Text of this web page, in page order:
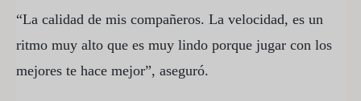
“La calidad de mis compañeros. La velocidad, es un
ritmo muy alto que es muy lindo porque jugar con los
mejores te hace mejor”, aseguró.